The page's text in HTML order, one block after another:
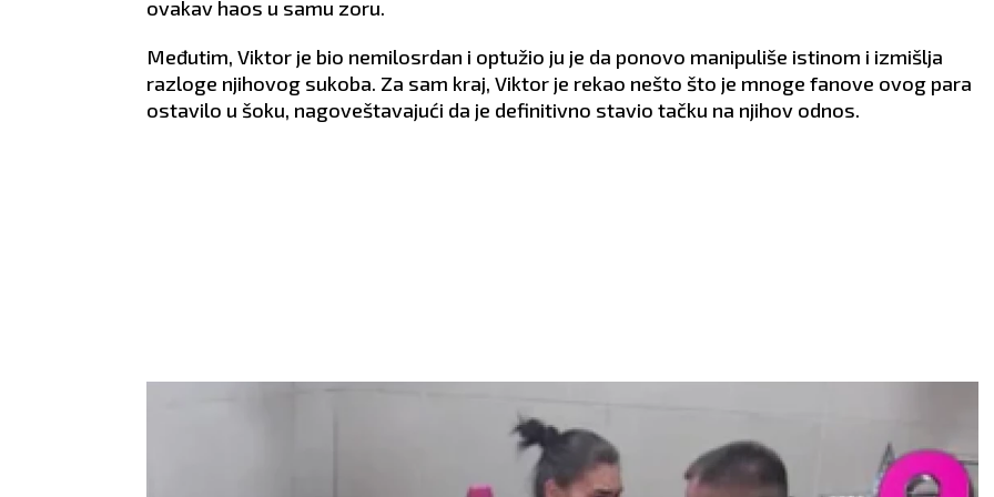
ovakav haos u samu zoru.
Međutim, Viktor je bio nemilosrdan i optužio ju je da ponovo manipuliše istinom i izmišlja
razloge njihovog sukoba. Za sam kraj, Viktor je rekao nešto što je mnoge fanove ovog para
ostavilo u šoku, nagoveštavajući da je definitivno stavio tačku na njihov odnos.
ZDRAVLJE: Solidno.
ishrane.